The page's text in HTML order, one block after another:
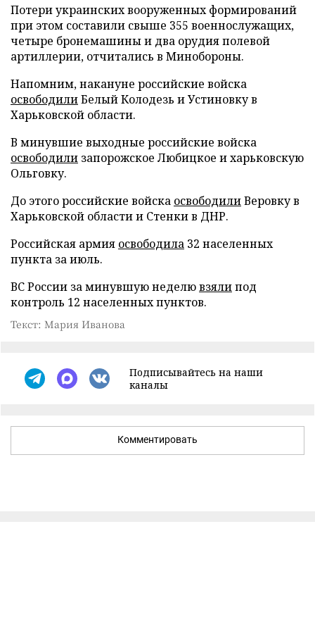
Потери украинских вооруженных формирований
при этом составили свыше 355 военнослужащих,
четыре бронемашины и два орудия полевой
артиллерии, отчитались в Минобороны.
Напомним, накануне российские войска
освободилиБелый Колодезь и Устиновку в
Харьковской области.
В минувшие выходные российские войска
освободили запорожское Любицкое и харьковскую
Ольговку.
До этого российские войска освободилиВеровку в
Харьковской области и Стенки в ДНР.
Российская армия освободила 32 населенных
пункта за июль.
ВС России за минувшую неделювзялипод
контроль 12 населенных пунктов.
Текст: Мария Иванова
Подписывайтесь на наши
каналы
Комментировать